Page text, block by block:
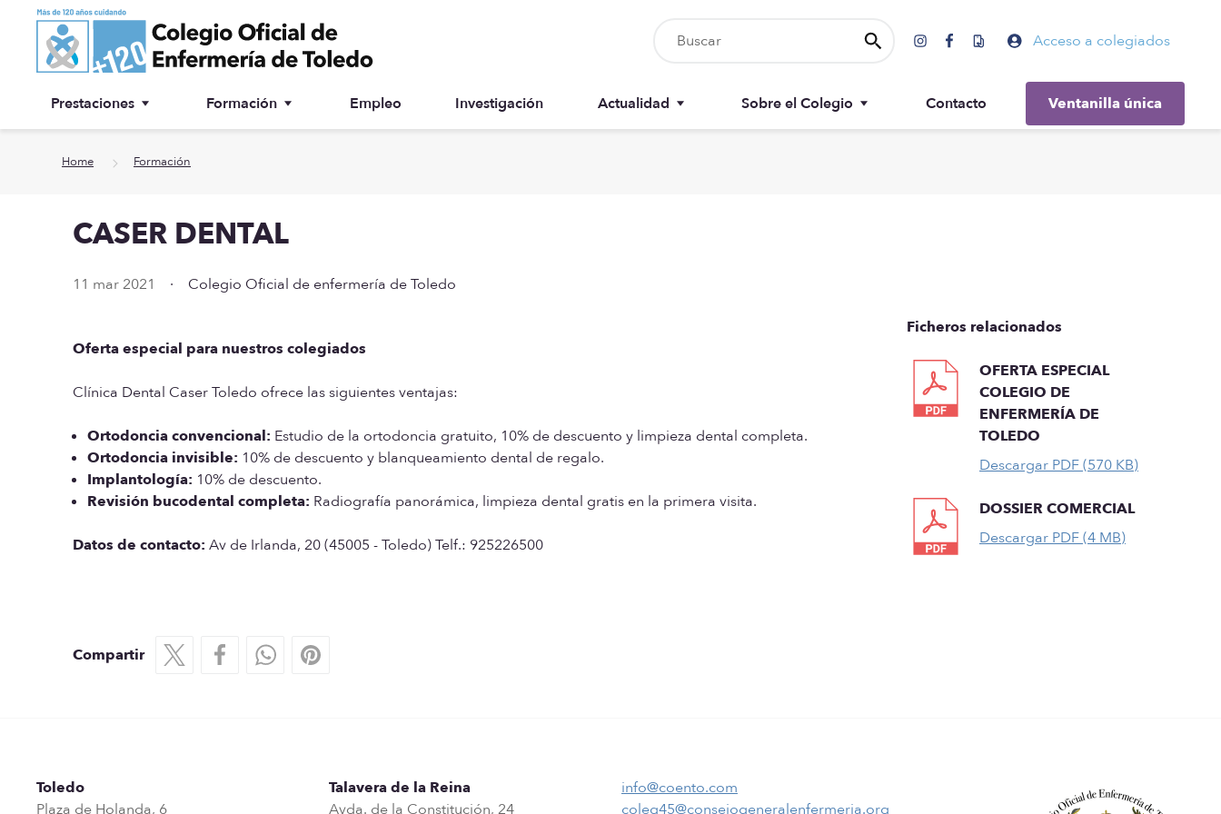
Ir a contenido principal Acceso a colegiados
Prestaciones
Asesoría jurídica
Especialidades
Formación Empleo Investigación Actualidad Sobre el Colegio Contacto Ventanilla única
Home Formación
CASER DENTAL
11 mar 2021 · Colegio Oficial de enfermería de Toledo
Oferta especial para nuestros colegiados
Clínica Dental Caser Toledo ofrece las siguientes ventajas:
Ortodoncia convencional: Estudio de la ortodoncia gratuito, 10% de descuento y limpieza dental completa.
Ortodoncia invisible: 10% de descuento y blanqueamiento dental de regalo.
Implantología: 10% de descuento.
Revisión bucodental completa: Radiografía panorámica, limpieza dental gratis en la primera visita.
Datos de contacto: Av de Irlanda, 20 (45005 - Toledo) Telf.: 925226500
Ficheros relacionados
OFERTA ESPECIAL
COLEGIO DE
ENFERMERÍA DE
TOLEDO
Descargar PDF (570 KB)
DOSSIER COMERCIAL
Descargar PDF (4 MB)
Compartir
Toledo
Plaza de Holanda, 6
Talavera de la Reina
Avda. de la Constitución, 24
info@coento.com
coleg45@consejogeneralenfermeria.org